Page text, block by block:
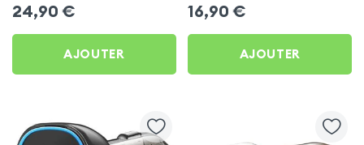
24,90 €
AJOUTER
16,90 €
AJOUTER